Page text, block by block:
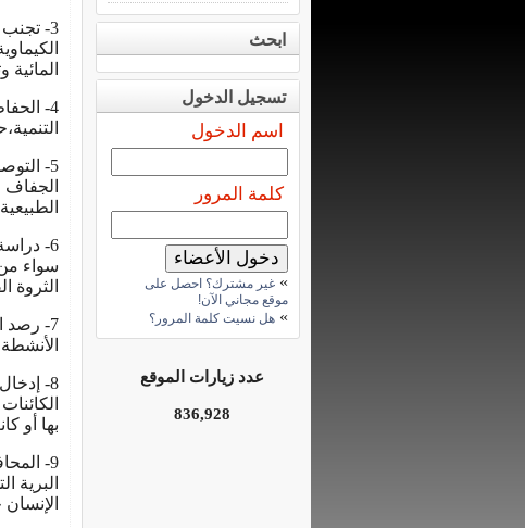
3- تجنب
4-
5-
الجفاف
6-
سواء من
الثروة
7- رصد
8-
بها أو
9-
البرية
ابحث
تسجيل الدخول
اسم الدخول
كلمة المرور
» غير مشترك؟ احصل على
موقع مجاني الآن!
» هل نسيت كلمة المرور؟
عدد زيارات الموقع
836,928